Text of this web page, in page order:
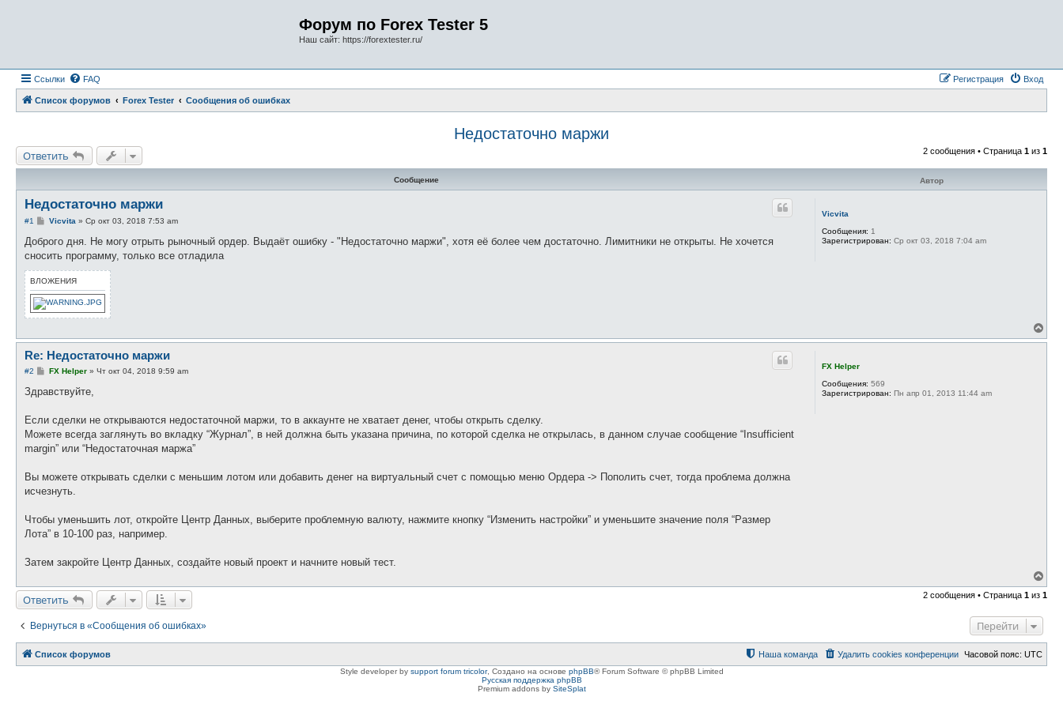
Форум по Forex Tester 5
Наш сайт: https://forextester.ru/
Ссылки FAQ Вход
Регистрация
Список форумов Forex Tester Сообщения об ошибках
Недостаточно маржи
Ответить 2 сообщения • Страница 1 из 1
Сообщение Автор
Vicvita
Сообщения: 1
Зарегистрирован: Ср окт 03, 2018 7:04 am
Недостаточно маржи
#1
С
о
щ
н
и
е
Vicvita » Ср окт 03, 2018 7:53 am
Доброго дня. Не могу отрыть рыночный ордер. Выдаёт ошибку - "Недостаточно маржи", хотя её более чем достаточно. Лимитники не открыты. Не хочется
сносить программу, только все отладила
ВЛОЖЕНИЯ
е
FX Helper
Сообщения: 569
Зарегистрирован: Пн апр 01, 2013 11:44 am
Re: Недостаточно маржи
#2
С
о
е
и
е
FX Helper» Чт окт 04, 2018 9:59 am
Здравствуйте,
Если сделки не открываются недостаточной маржи, то в аккаунте не хватает денег, чтобы открыть сделку.
Можете всегда заглянуть во вкладку “Журнал”, в ней должна быть указана причина, по которой сделка не открылась, в данном случае сообщение “Insufficient
margin” или “Недостаточная маржа”
Вы можете открывать сделки с меньшим лотом или добавить денег на виртуальный счет с помощью меню Ордера -> Пополить счет, тогда проблема должна
исчезнуть.
Чтобы уменьшить лот, откройте Центр Данных, выберите проблемную валюту, нажмите кнопку “Изменить настройки” и уменьшите значение поля “Размер
Лота” в 10-100 раз, например.
Затем закройте Центр Данных, создайте новый проект и начните новый тест.
е
р
ь
я
Ответить 2 сообщения • Страница 1 из 1
Вернуться в «Сообщения об ошибках» Перейти
Список форумов Часовой пояс: UTC
Удалить cookies конференции
Наша команда
Style developer by support forum tricolor, Создано на основе phpBB® Forum Software © phpBB Limited
Русская поддержка phpBB
Premium addons by SiteSplat